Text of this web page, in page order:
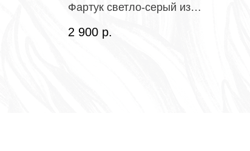
Фартук светло-серый из
водоотталкивающей
2 900 р.